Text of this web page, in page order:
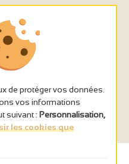
de protéger vos données.
vos informations
suivant : Personnalisation,
les cookies que